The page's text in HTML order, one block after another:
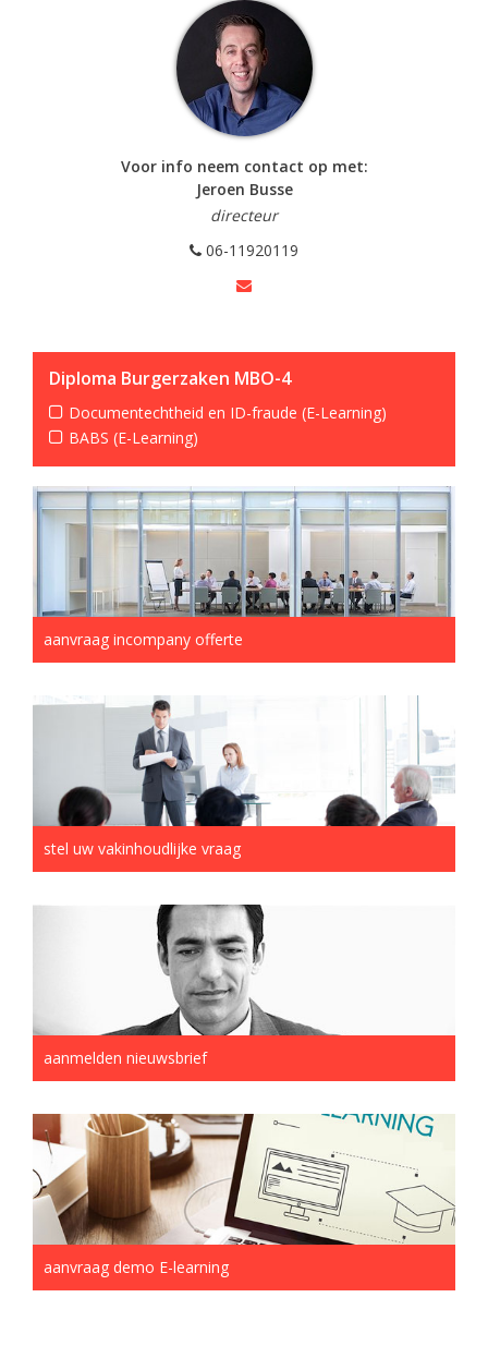
Voor info neem contact op met:
Jeroen Busse
directeur
06-11920119
Diploma Burgerzaken MBO-4
Documentechtheid en ID-fraude (E-Learning)
BABS (E-Learning)
aanvraag incompany offerte
stel uw vakinhoudlijke vraag
aanmelden nieuwsbrief
aanvraag demo E-learning